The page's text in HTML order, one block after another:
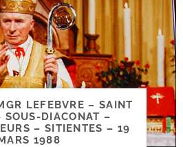
LEFEBVRE – SAINT
SOUS-​DIACONAT –
– SITIENTES – 19
1988